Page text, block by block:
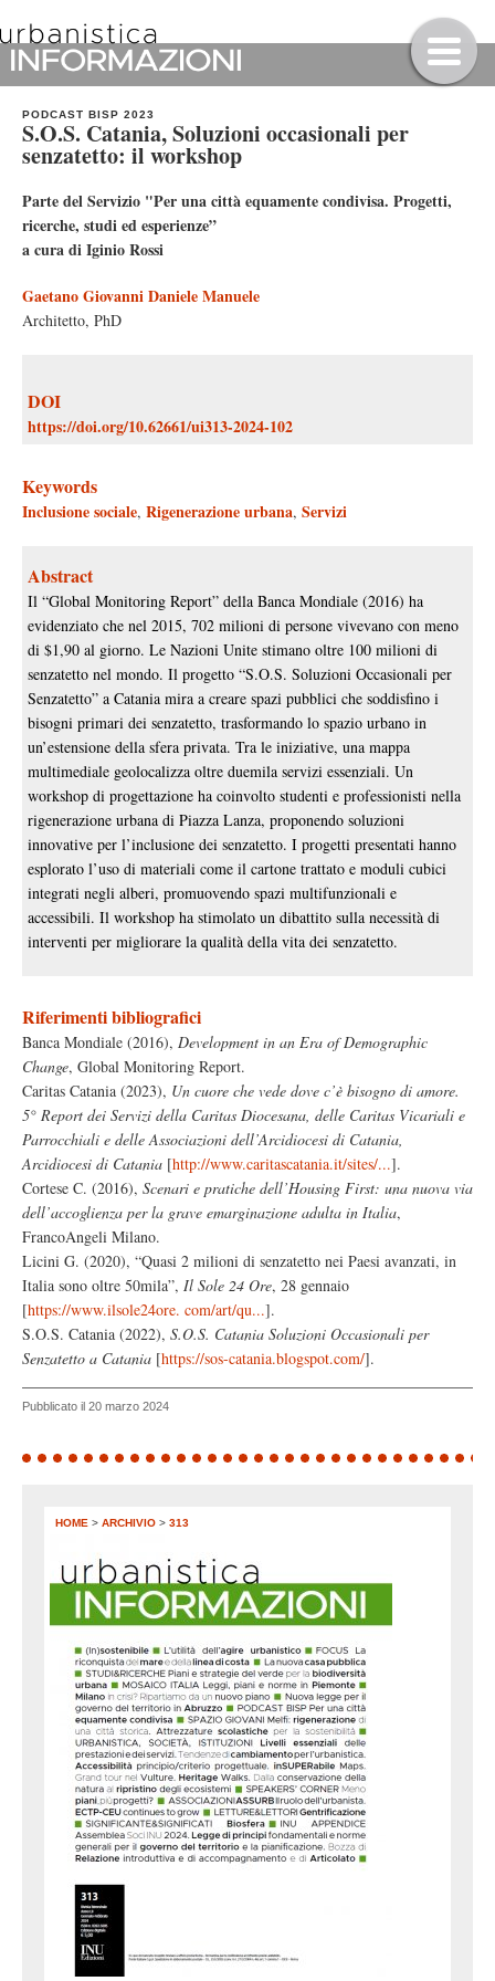
PODCAST BISP 2023
S.O.S. Catania, Soluzioni occasionali per
senzatetto: il workshop
Parte del Servizio "Per una città equamente condivisa. Progetti,
ricerche, studi ed esperienze”
a cura di Iginio Rossi
Gaetano Giovanni Daniele Manuele
Architetto, PhD
DOI
https://doi.org/10.62661/ui313-2024-102
Keywords
Inclusione sociale, Rigenerazione urbana, Servizi
Abstract
Il “Global Monitoring Report” della Banca Mondiale (2016) ha
evidenziato che nel 2015, 702 milioni di persone vivevano con meno
di $1,90 al giorno. Le Nazioni Unite stimano oltre 100 milioni di
senzatetto nel mondo. Il progetto “S.O.S. Soluzioni Occasionali per
Senzatetto” a Catania mira a creare spazi pubblici che soddisfino i
bisogni primari dei senzatetto, trasformando lo spazio urbano in
un’estensione della sfera privata. Tra le iniziative, una mappa
multimediale geolocalizza oltre duemila servizi essenziali. Un
workshop di progettazione ha coinvolto studenti e professionisti nella
rigenerazione urbana di Piazza Lanza, proponendo soluzioni
innovative per l’inclusione dei senzatetto. I progetti presentati hanno
esplorato l’uso di materiali come il cartone trattato e moduli cubici
integrati negli alberi, promuovendo spazi multifunzionali e
accessibili. Il workshop ha stimolato un dibattito sulla necessità di
interventi per migliorare la qualità della vita dei senzatetto.
Riferimenti bibliografici
Banca Mondiale (2016), Development in an Era of Demographic
Change, Global Monitoring Report.
Caritas Catania (2023), Un cuore che vede dove c’è bisogno di amore.
5° Report dei Servizi della Caritas Diocesana, delle Caritas Vicariali e
Parrocchiali e delle Associazioni dell’Arcidiocesi di Catania,
Arcidiocesi di Catania [http://www.caritascatania.it/sites/...].
Cortese C. (2016), Scenari e pratiche dell’Housing First: una nuova via
dell’accoglienza per la grave emarginazione adulta in Italia,
FrancoAngeli Milano.
Licini G. (2020), “Quasi 2 milioni di senzatetto nei Paesi avanzati, in
Italia sono oltre 50mila”, Il Sole 24 Ore, 28 gennaio
[https://www.ilsole24ore. com/art/qu...].
S.O.S. Catania (2022), S.O.S. Catania Soluzioni Occasionali per
Senzatetto a Catania [https://sos-catania.blogspot.com/].
Pubblicato il 20 marzo 2024
HOME > ARCHIVIO > 313